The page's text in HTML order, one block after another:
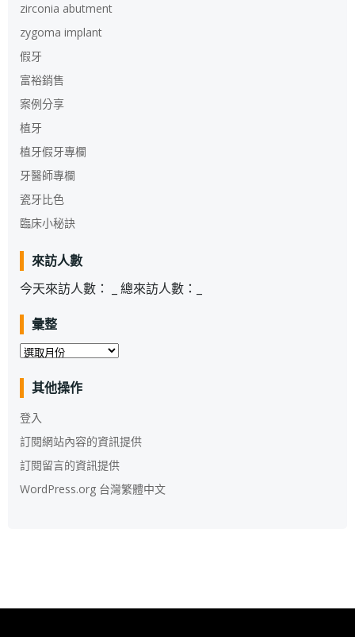
zirconia abutment
zygoma implant
假牙
富裕銷售
案例分享
植牙
植牙假牙專欄
牙醫師專欄
瓷牙比色
臨床小秘訣
來訪人數
今天來訪人數：
總來訪人數：
彙整
彙
其他操作
登入
訂閱網站內容的資訊提供
訂閱留言的資訊提供
WordPress.org 台灣繁體中文